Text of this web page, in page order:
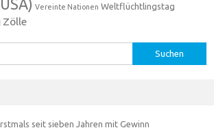
Vereinte Nationen Weltflüchtlingstag
Zölle
seit sieben Jahren mit Gewinn